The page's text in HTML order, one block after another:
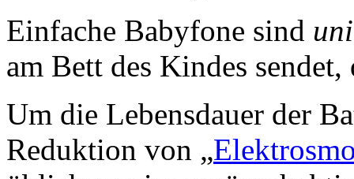
Einfache Babyfone sind
am Bett des Kindes
Um die Lebensdauer der
Reduktion von „